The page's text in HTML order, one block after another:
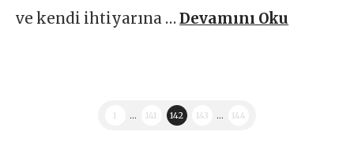
ve kendi ihtiyarına …Devamını Oku
1 ... 141 142 143 ... 144